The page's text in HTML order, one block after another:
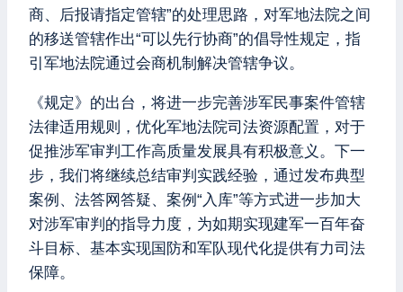
商、后报请指定管辖”的处理思路，对军地法院之间
的移送管辖作出“可以先行协商”的倡导性规定，指
引军地法院通过会商机制解决管辖争议。
《规定》的出台，将进一步完善涉军民事案件管辖
法律适用规则，优化军地法院司法资源配置，对于
促推涉军审判工作高质量发展具有积极意义。下一
步，我们将继续总结审判实践经验，通过发布典型
案例、法答网答疑、案例“入库”等方式进一步加大
对涉军审判的指导力度，为如期实现建军一百年奋
斗目标、基本实现国防和军队现代化提供有力司法
保障。